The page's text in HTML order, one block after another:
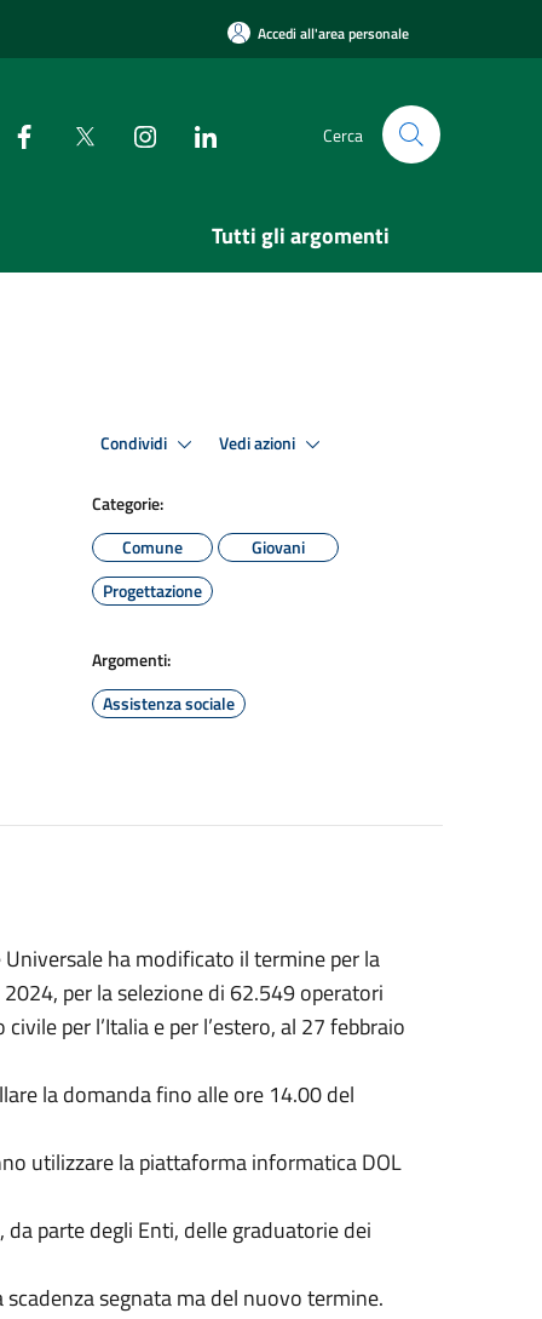
Accedi all'area personale
Cerca
Tutti gli argomenti
Condividi Vedi azioni
Categorie:
Comune
Giovani
Progettazione
Argomenti:
Assistenza sociale
ha modificato il termine per la
per la selezione di 62.549 operatori
per l’Italia e per l’estero, al 27 febbraio
la domanda fino alle ore 14.00 del
utilizzare la piattaforma informatica DOL
parte degli Enti, delle graduatorie dei
segnata ma del nuovo termine.